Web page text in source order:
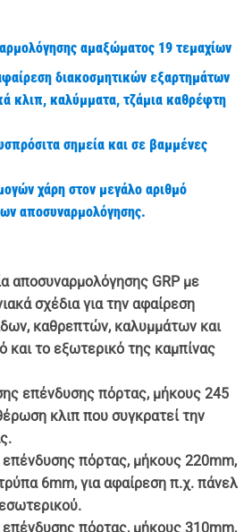
€ 32.90.αμαξώματος 19 τεμαχίων
διακοσμητικών εξαρτημάτων
κλιπ, καλύμματα, τζάμια καθρέφτη
σημεία και σε βαμμένες
χάρη στον μεγάλο αριθμό
αποσυναρμολόγησης.
αποσυναρμολόγησης GRP με
σχέδια για την αφαίρεση
καθρεπτών, καλυμμάτων και
και το εξωτερικό της καμπίνας
επένδυσης πόρτας, μήκους 245
κλιπ που συγκρατεί την
επένδυσης πόρτας, μήκους 220mm,
6mm, για αφαίρεση π.χ. πάνελ
επένδυσης πόρτας, μήκους 310mm,